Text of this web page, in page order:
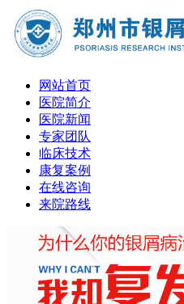
网站首页
医院简介
医院新闻
专家团队
临床技术
康复案例
在线咨询
来院路线